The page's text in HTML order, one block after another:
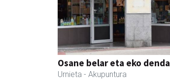
Osane belar eta eko denda
Urnieta - Akupuntura